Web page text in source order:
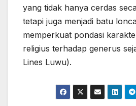
yang tidak hanya cerdas
tetapi juga menjadi batu
memperkuat pondasi
religius terhadap generus
Lines Luwu).